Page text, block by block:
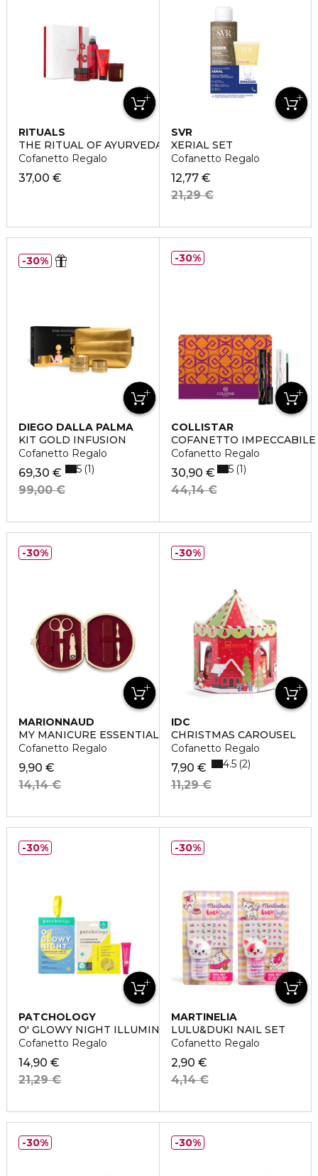
RITUALS
THE RITUAL OF AYURVEDA MEDIUM
Cofanetto Regalo
37,00 €
SVR
XERIAL SET
Cofanetto Regalo
12,77 €
21,29 €
DIEGO DALLA PALMA
KIT GOLD INFUSION
Cofanetto Regalo
69,30 €
99,00 €
5 1
30%
COLLISTAR
COFANETTO
Cofanetto Regalo
30,90 €
44,14 €
5 1
30%
MARIONNAUD
MY MANICURE ESSENTIALS
Cofanetto Regalo
9,90 €
14,14 €
30%
IDC
CHRISTMAS CAROUSEL
Cofanetto Regalo
7,90 €
11,29 €
4.5 2
30%
PATCHOLOGY
O' GLOWY NIGHT ILLUMINATING PARTY
Cofanetto Regalo
14,90 €
21,29 €
30%
MARTINELIA
LULU&DUKI NAIL SET
Cofanetto Regalo
2,90 €
4,14 €
30%
30% 30%